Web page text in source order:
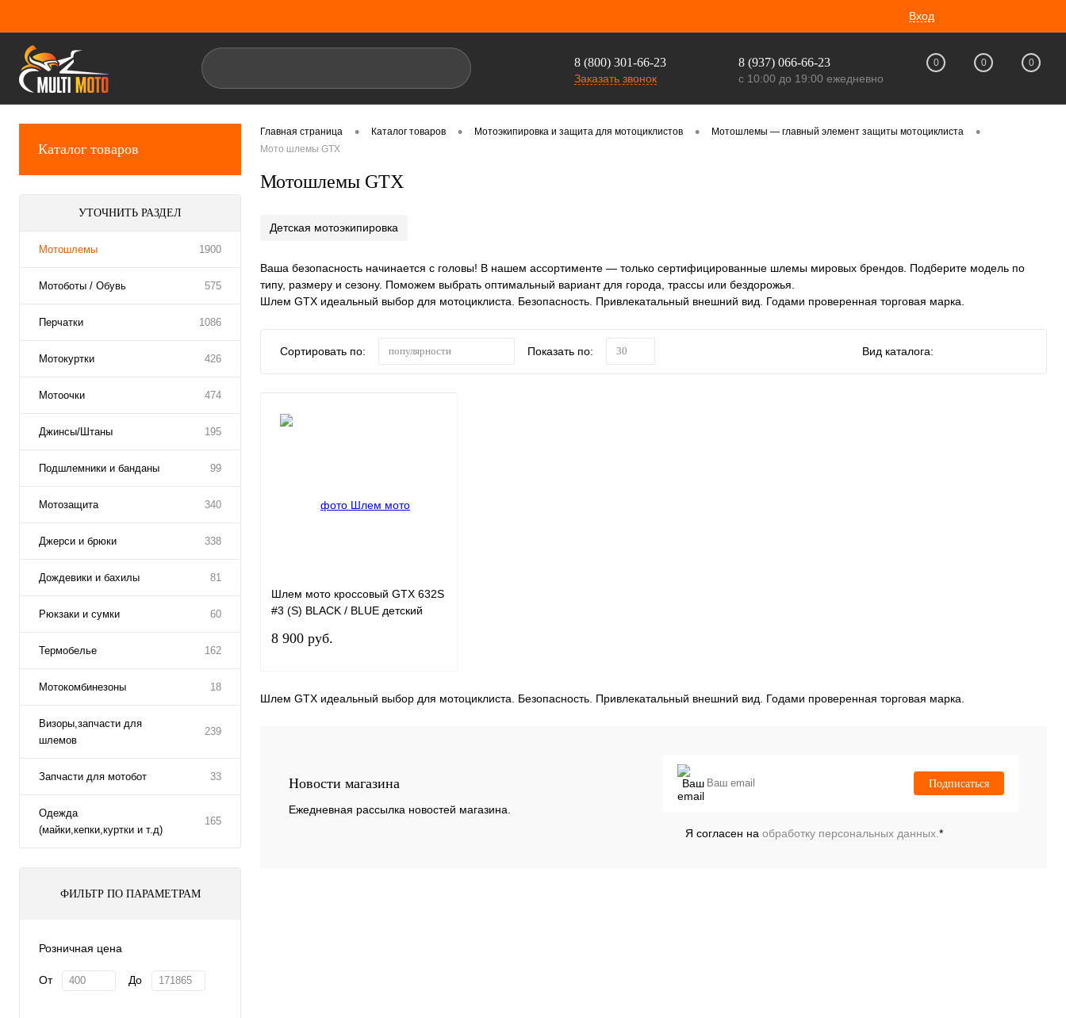
Вход
8 (800) 301-66-23
Заказать звонок
8 (937) 066-66-23
с 10:00 до 19:00 ежедневно
0 0 0
Каталог товаров
УТОЧНИТЬ РАЗДЕЛ
Мотошлемы 1900
Мотоботы / Обувь 575
Перчатки 1086
Мотокуртки 426
Мотоочки 474
Джинсы/Штаны 195
Подшлемники и банданы 99
Мотозащита 340
Джерси и брюки 338
Дождевики и бахилы 81
Рюкзаки и сумки 60
Термобелье 162
Мотокомбинезоны 18
Визоры,запчасти для
шлемов
239
Запчасти для мотобот 33
Одежда
(майки,кепки,куртки и т.д)
165
ФИЛЬТР ПО ПАРАМЕТРАМ
Розничная цена
От До
Главная страница • Каталог товаров • Мотоэкипировка и защита для мотоциклистов • Мотошлемы — главный элемент защиты мотоциклиста •
Мото шлемы GTX
Мотошлемы GTX
Детская мотоэкипировка
Ваша безопасность начинается с головы! В нашем ассортименте — только сертифицированные шлемы мировых брендов. Подберите модель по
типу, размеру и сезону. Поможем выбрать оптимальный вариант для города, трассы или бездорожья.
Шлем GTX идеальный выбор для мотоциклиста. Безопасность. Привлекатальный внешний вид. Годами проверенная торговая марка.
Сортировать по: популярности Показать по: 30 Вид каталога:
Шлем мото кроссовый GTX 632S
#3 (S) BLACK / BLUE детский
8 900 руб.
Под заказ
Шлем GTX идеальный выбор для мотоциклиста. Безопасность. Привлекатальный внешний вид. Годами проверенная торговая марка.
Новости магазина
Ежедневная рассылка новостей магазина.
Подписаться
Я согласен на обработку персональных данных. *